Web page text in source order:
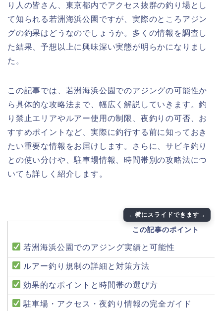
り人の皆さん、東京都内でアクセス抜群の釣り場とし
て知られる若洲海浜公園ですが、実際のところアジン
グの釣果はどうなのでしょうか。多くの情報を調査し
た結果、予想以上に興味深い実態が明らかになりまし
た。
この記事では、若洲海浜公園でのアジングの可能性か
ら具体的な攻略法まで、幅広く解説していきます。釣
り禁止エリアやルアー使用の制限、夜釣りの可否、お
すすめポイントなど、実際に釣行する前に知っておき
たい重要な情報をお届けします。さらに、サビキ釣り
との使い分けや、駐車場情報、時間帯別の攻略法につ
いても詳しく紹介します。
この記事のポイント
若洲海浜公園でのアジング実績と可能性
ルアー釣り規制の詳細と対策方法
効果的なポイントと時間帯の選び方
駐車場・アクセス・夜釣り情報の完全ガイド